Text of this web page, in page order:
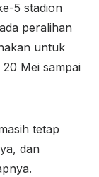
5 stadion
peralihan
untuk
Mei sampai
tetap
dan